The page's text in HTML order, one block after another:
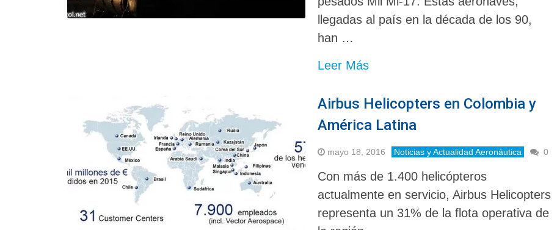
llegadas al país en la década de los 90,
han …
Leer Más
Airbus Helicopters en Colombia y
América Latina
mayo 18, 2016 Noticias y Actualidad Aeronáutica 0
Con más de 1.400 helicópteros
actualmente en servicio, Airbus Helicopters
representa un 31% de la flota operativa de